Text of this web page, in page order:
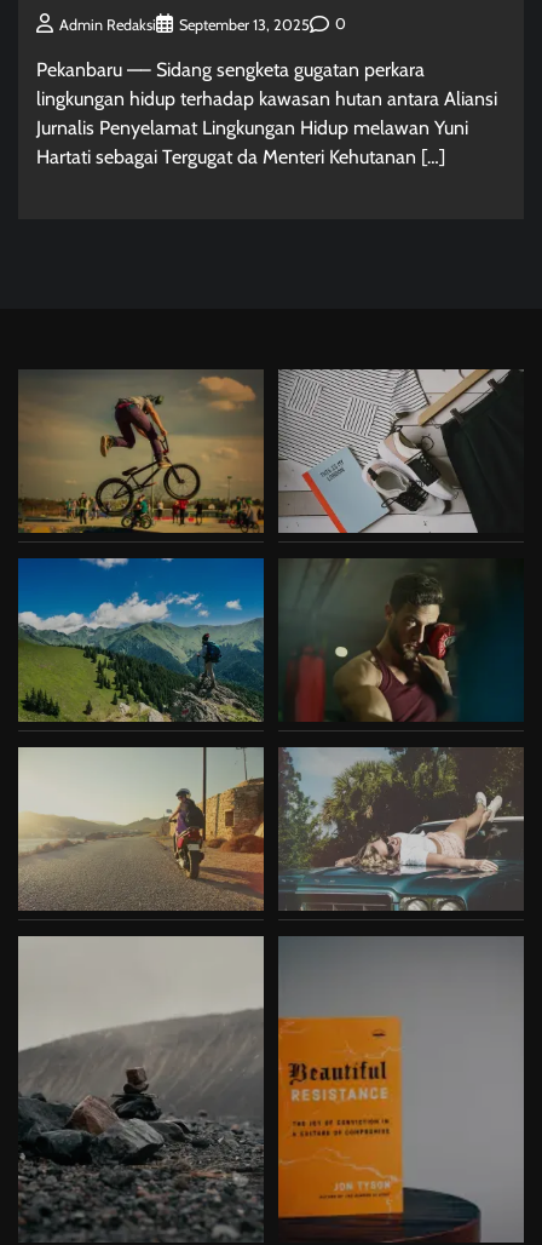
Admin Redaksi September 13, 2025 0
Pekanbaru —– Sidang sengketa gugatan perkara
lingkungan hidup terhadap kawasan hutan antara Aliansi
Jurnalis Penyelamat Lingkungan Hidup melawan Yuni
Hartati sebagai Tergugat da Menteri Kehutanan […]